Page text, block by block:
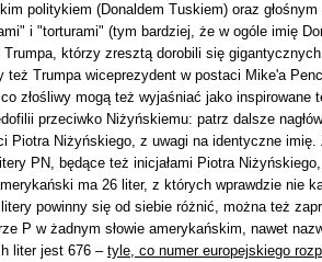
politykiem (Donaldem Tuskiem) oraz
i "torturami" (tym bardziej, że w ogóle imię
którzy zresztą dorobili się
też Trumpa wiceprezydent w postaci Mike'a
złośliwy mogą też wyjaśniać jako
przeciwko Niżyńskiemu: patrz dalsze
Piotra Niżyńskiego, z uwagi na identyczne
PN, będące też inicjałami Piotra
ma 26 liter, z których wprawdzie nie
powinny się od siebie różnić, można też
P w żadnym słowie amerykańskim, nawet
liter jest 676 – tyle, co numer europejskiego